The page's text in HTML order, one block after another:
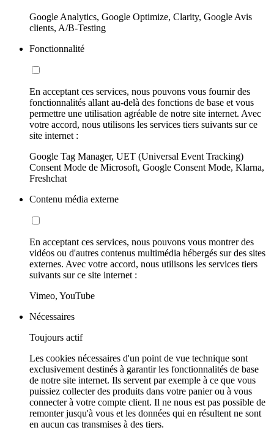
Google Analytics, Google Optimize, Clarity, Google Avis
clients, A/B-Testing
Fonctionnalité
En acceptant ces services, nous pouvons vous fournir des
fonctionnalités allant au-delà des fonctions de base et vous
permettre une utilisation agréable de notre site internet. Avec
votre accord, nous utilisons les services tiers suivants sur ce
site internet :
Google Tag Manager, UET (Universal Event Tracking)
Consent Mode de Microsoft, Google Consent Mode, Klarna,
Freshchat
Contenu média externe
En acceptant ces services, nous pouvons vous montrer des
vidéos ou d'autres contenus multimédia hébergés sur des sites
externes. Avec votre accord, nous utilisons les services tiers
suivants sur ce site internet :
Vimeo, YouTube
Nécessaires
Toujours actif
Les cookies nécessaires d'un point de vue technique sont
exclusivement destinés à garantir les fonctionnalités de base
de notre site internet. Ils servent par exemple à ce que vous
puissiez collecter des produits dans votre panier ou à vous
connecter à votre compte client. Il ne nous est pas possible de
remonter jusqu'à vous et les données qui en résultent ne sont
en aucun cas transmises à des tiers.